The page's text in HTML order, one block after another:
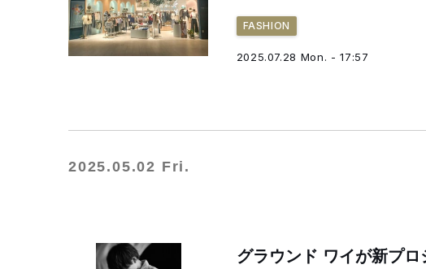
FASHION
2025.07.28 Mon. - 17:57
2025.05.02 Fri.
グラウンド ワイが新プ